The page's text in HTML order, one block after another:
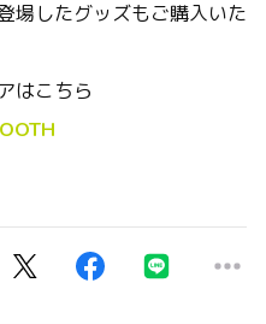
場したグッズもご購入いた
はこちら